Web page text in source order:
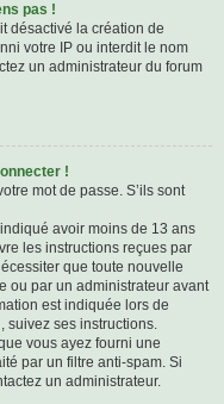
pas !
désactivé la création de
votre IP ou interdit le nom
un administrateur du forum
!
mot de passe. S’ils sont
avoir moins de 13 ans
les instructions reçues par
que toute nouvelle
ou par un administrateur avant
est indiquée lors de
suivez ses instructions.
vous ayez fourni une
par un filtre anti-spam. Si
un administrateur.